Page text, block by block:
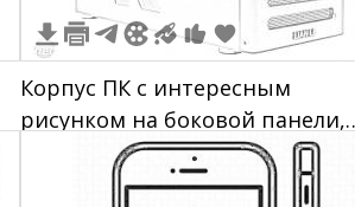
Корпус ПК с интересным
рисунком на боковой панели,
двумя отсеками для оптических
приводов, вентиляционными